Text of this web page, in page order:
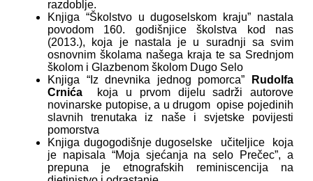
razdoblje.
Knjiga “Školstvo u dugoselskom kraju” nastala
povodom 160. godišnjice školstva kod nas
(2013.), koja je nastala je u suradnji sa svim
osnovnim školama našega kraja te sa Srednjom
školom i Glazbenom školom Dugo Selo
Knjiga “Iz dnevnika jednog pomorca”
Rudolfa
Crnića koja u prvom dijelu sadrži autorove
novinarske putopise, a u drugom opise pojedinih
slavnih trenutaka iz naše i svjetske povijesti
pomorstva
Knjiga dugogodišnje dugoselske učiteljice koja
je napisala “Moja sjećanja na selo Prečec”, a
prepuna je etnografskih reminiscencija na